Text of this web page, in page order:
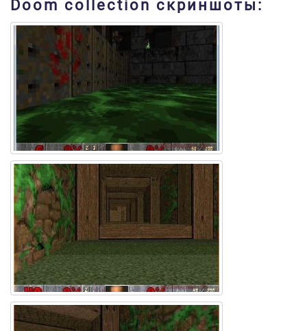
Doom collection скриншоты: